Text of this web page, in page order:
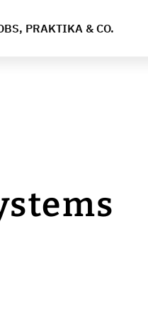
PRAKTIKA & CO.